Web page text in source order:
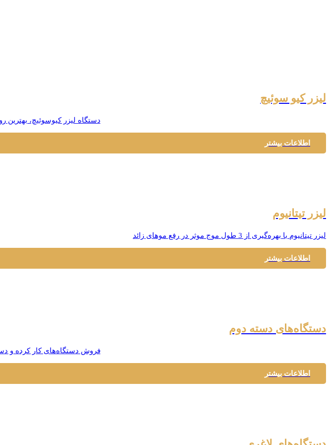
لیزر کیو سوئیچ
دستگاه لیزر کیوسوئیچ، بهترین
اطلاعات بیشتر
لیزر تیتانیوم
لیزر تیتانیوم با بهره‌گیری از 3 طول موج موثر در رفع موهای زائد
اطلاعات بیشتر
دستگاه‌های دسته دوم
فروش دستگاه‌های کار کرده و
اطلاعات بیشتر